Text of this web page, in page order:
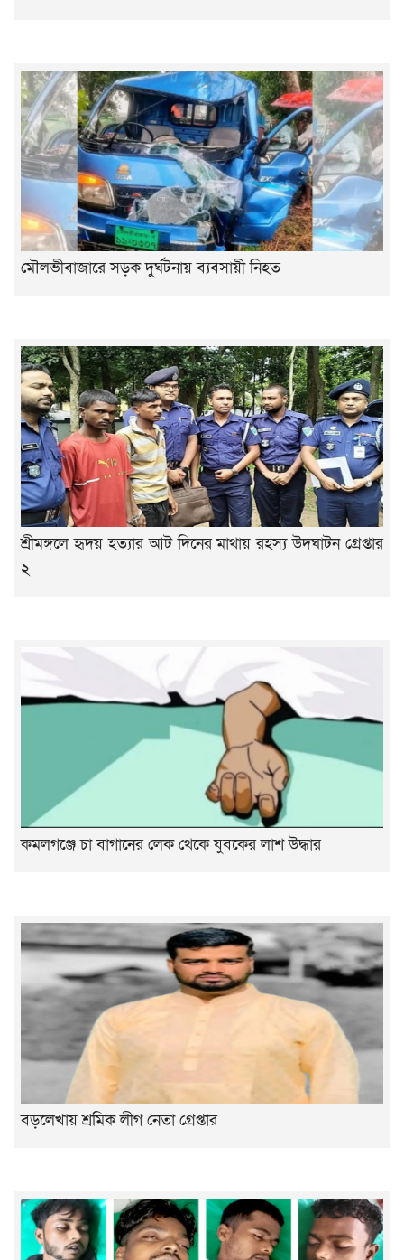
মৌলভীবাজারে সড়ক দুর্ঘটনায় ব্যবসায়ী নিহত
শ্রীমঙ্গলে হৃদয় হত্যার আট দিনের মাথায় রহস্য উদঘাটন গ্রেপ্তার
২
কমলগঞ্জে চা বাগানের লেক থেকে যুবকের লাশ উদ্ধার
বড়লেখায় শ্রমিক লীগ নেতা গ্রেপ্তার